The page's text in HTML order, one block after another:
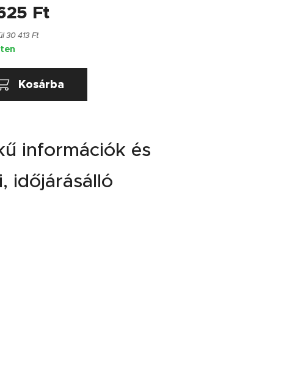
Ft
30 413 Ft
Kosárba
információk és
időjárásálló